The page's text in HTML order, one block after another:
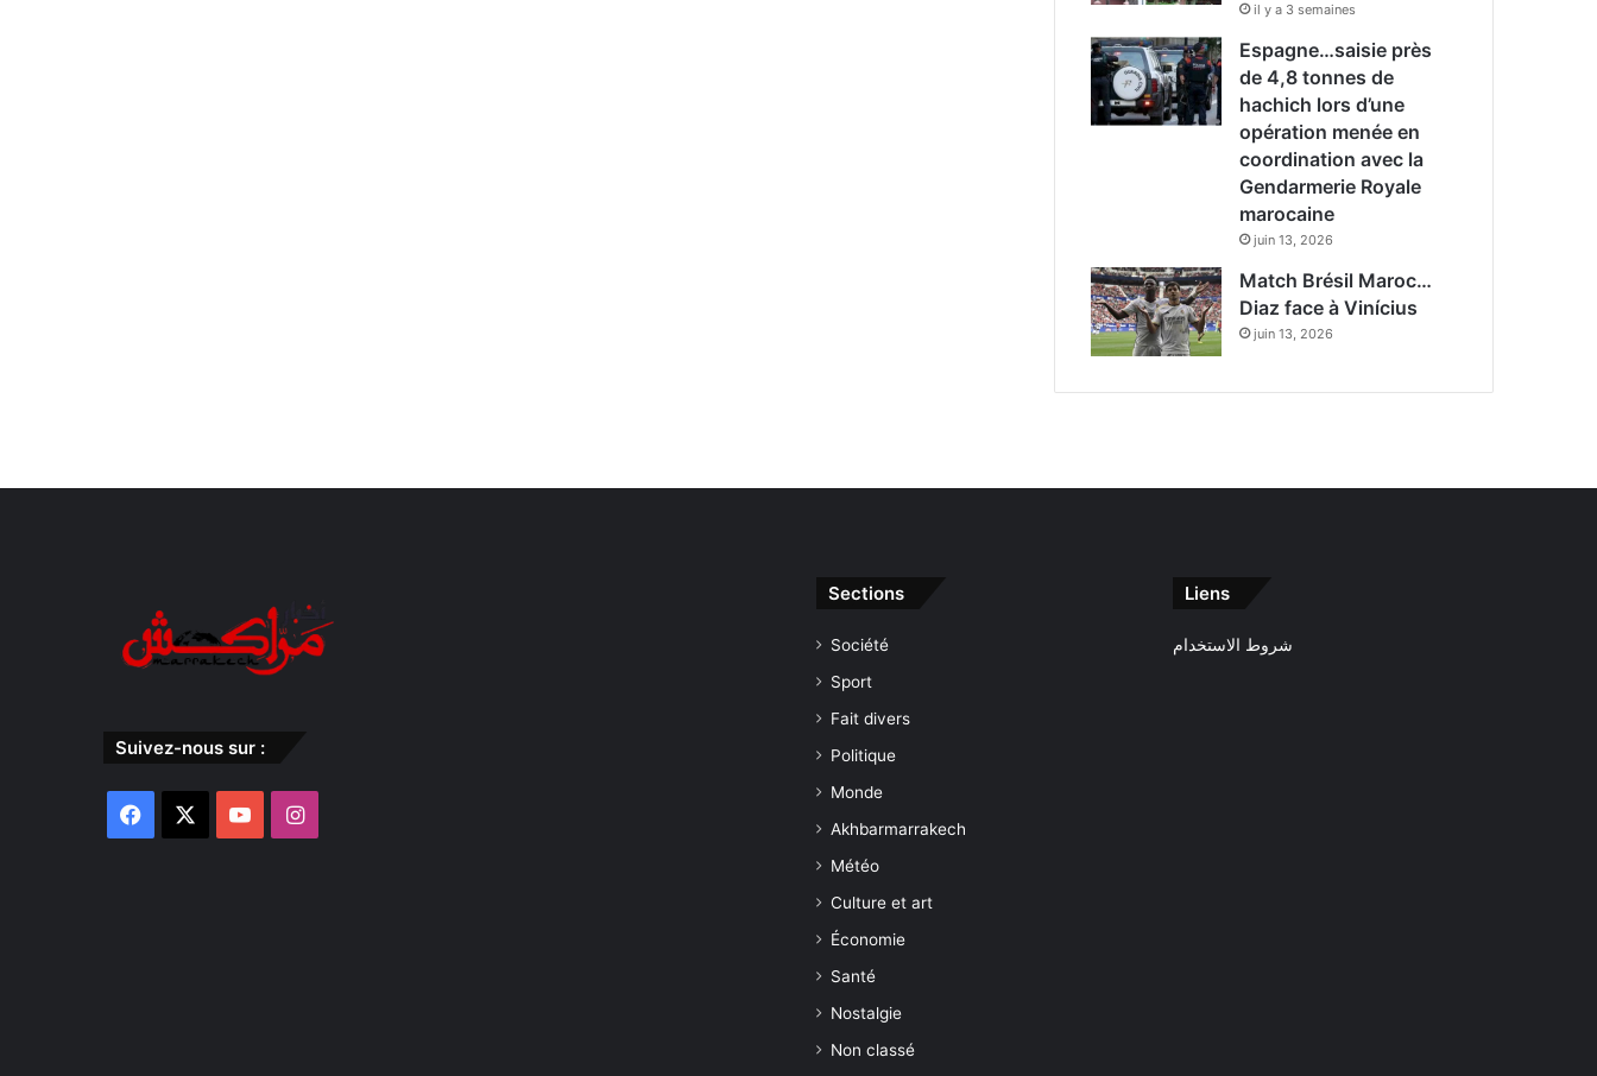
il y a 3 semaines
Espagne…saisie près
de 4,8 tonnes de
hachich lors d’une
opération menée en
coordination avec la
Gendarmerie Royale
marocaine
juin 13, 2026
Match Brésil Maroc…
Diaz face à Vinícius
juin 13, 2026
Suivez-nous sur :
Facebook YouTubeInstagram
Sections
Société
Sport
Fait divers
Politique
Monde
Akhbarmarrakech
Météo
Culture et art
Économie
Santé
Nostalgie
Non classé
Liens
شروط الاستخدام